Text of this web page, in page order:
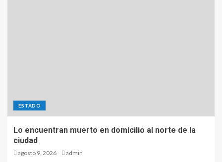
ESTADO
Lo encuentran muerto en domicilio al norte de la
ciudad
agosto 9, 2026 admin